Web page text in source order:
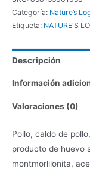
Categoría: Nature’s
Etiqueta: NATURE'S
Descripción
Información
Valoraciones (0)
Pollo, caldo de
producto de huevo
montmorlilonita,